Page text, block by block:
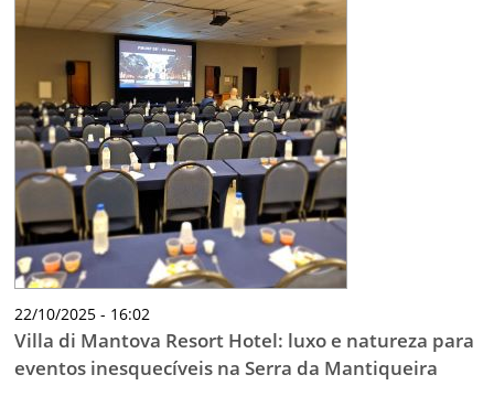
22/10/2025 - 16:02
Villa di Mantova Resort Hotel: luxo e natureza para
eventos inesquecíveis na Serra da Mantiqueira